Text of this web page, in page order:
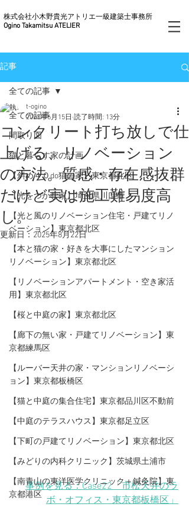
株式会社小木野貴光アトリエ一級建築士事務所
Ogino Takamitsu ATELIER
記事
全ての記事
間取り図
猫と暮らす家の計画
【斜め４０do猫の家】東京都北区
【光をつかむ家】埼玉県川口市
【光と風のリノベーション住宅・戸建てリノ
ベーション】東京都北区
【本と猫の家・好きを大事にしたマンション
リノベーション】東京都北区
【リノベーションアパートメント・空き家活
用】東京都北区
【桜と中庭の家】東京都北区
【廊下の無い家・戸建てリノベーション】東
京都練馬区
【ルーバー天井の家・マンションリノベーシ
ョン】東京都板橋区
【猫と中庭の集合住宅】東京都品川区不動前
【中庭のテラスハウス】東京都足立区
【下町の戸建てリノベーション】東京都北区
【みどりの内科クリニック】茨城県土浦市
【​南青山の東洋医学クリニック＋鍼灸院】東
京都港区
全ての記事
コンクリート打ち放しで仕
上げる、リノベーション
の方法。質感・存在感抜群
だけど実は施工難易度高
し。
t-ogino
2023年6月15日 読了時間: 13分
更新日： 2025年8月22日
事例を見る：Case22「市松天井のラ
ボ・オフィス・東京都板橋区」